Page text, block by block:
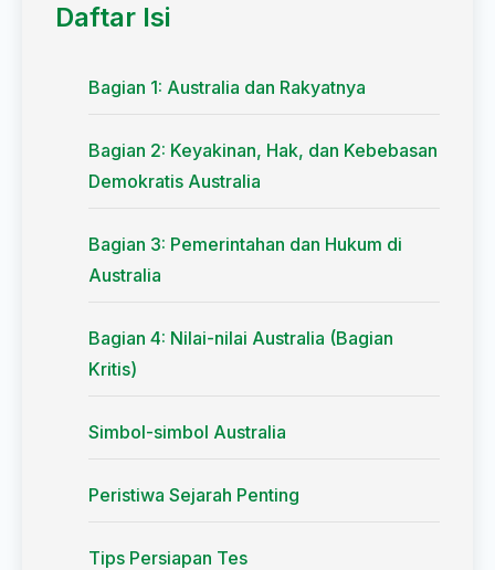
Daftar Isi
Bagian 1: Australia dan Rakyatnya
Bagian 2: Keyakinan, Hak, dan Kebebasan
Demokratis Australia
Bagian 3: Pemerintahan dan Hukum di
Australia
Bagian 4: Nilai-nilai Australia (Bagian
Kritis)
Simbol-simbol Australia
Peristiwa Sejarah Penting
Tips Persiapan Tes